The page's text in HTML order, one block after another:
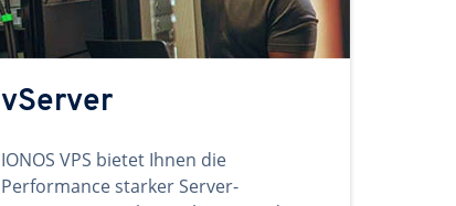
vServer
IONOS VPS bietet Ihnen die
Performance starker Server-